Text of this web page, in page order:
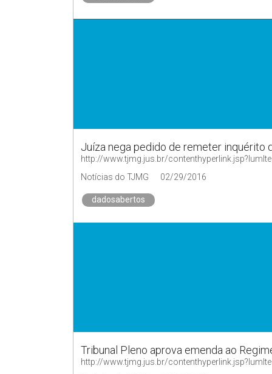
Juíza nega pedido de remeter inquérito
http://www.tjmg.jus.br/
Notícias do TJMG
02/29/2016
dadosabertos
Tribunal Pleno aprova emenda ao
http://www.tjmg.jus.br/